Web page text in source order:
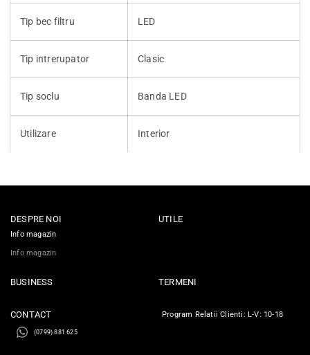
Tip bec filtru LED
Tip intrerupator Clasic
Tip soclu Banda LED
Utilizare Interior
DESPRE NOI
Info magazin
Info magazin
UTILE
BUSINESS TERMENI
CONTACT
(0799) 881 625
Program Relatii Clienti: L-V: 10-18